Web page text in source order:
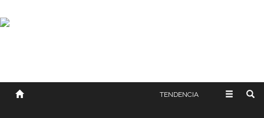
SOBRE NOSOTROS
TENDENCIA